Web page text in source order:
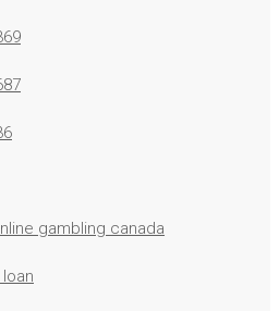
gambling canada